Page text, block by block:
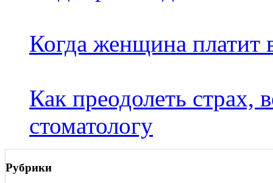
Когда женщина платит
Как преодолеть страх,
стоматологу
Рубрики